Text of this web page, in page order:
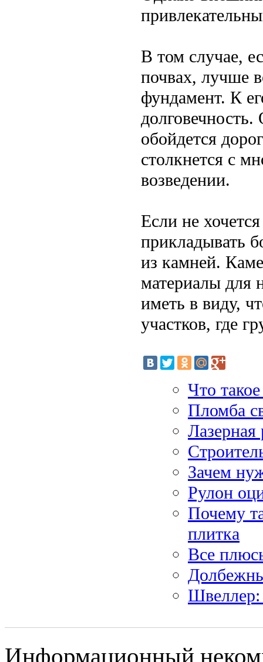
В том случае,
почвах, лучше
фундамент. К
долговечность.
обойдется
столкнется с
возведении.
Если не
прикладывать
из камней.
материалы для
иметь в виду,
участков, где
Что
Пломба
Лазерная
Зачем
Рулон
Почему
плитка
Все
Швеллер:
Информационный